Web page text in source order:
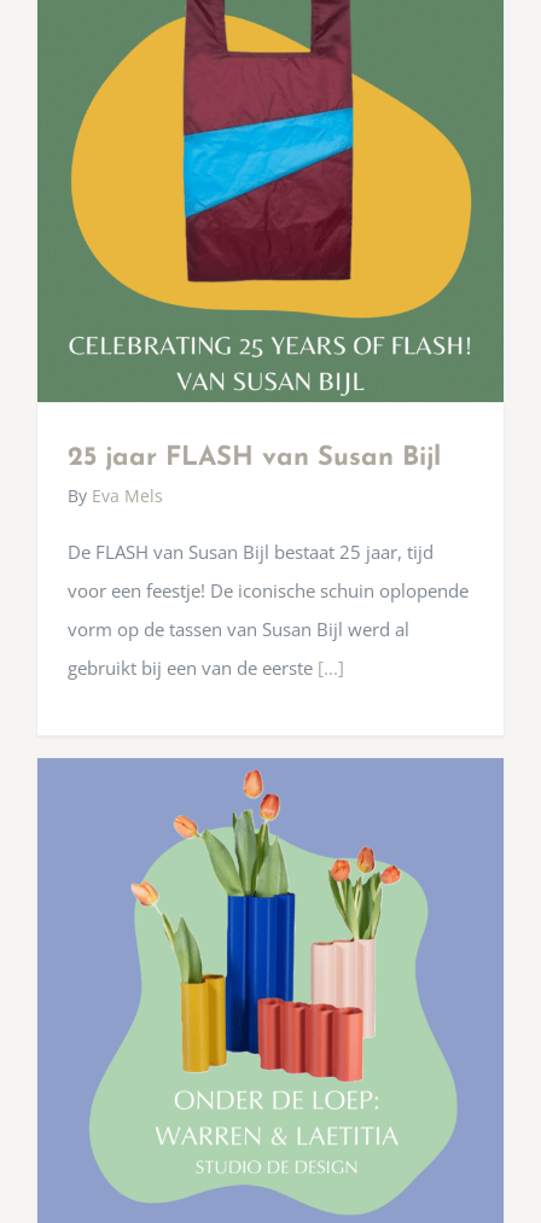
25 jaar FLASH van Susan Bijl
By Eva Mels
De FLASH van Susan Bijl bestaat 25 jaar, tijd
voor een feestje! De iconische schuin oplopende
vorm op de tassen van Susan Bijl werd al
gebruikt bij een van de eerste [...]